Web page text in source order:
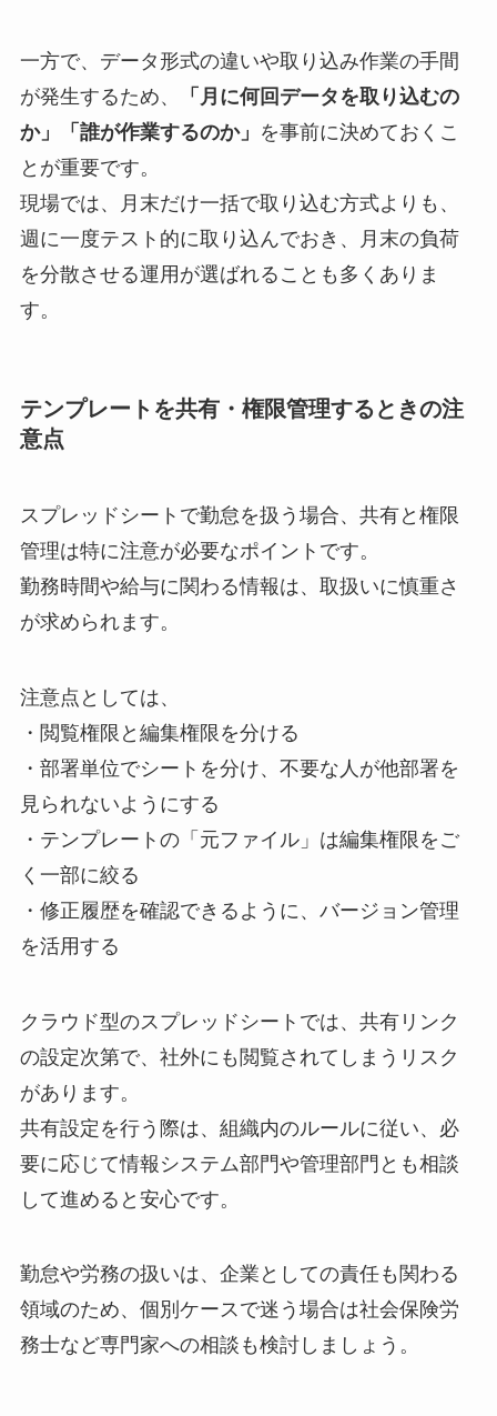
一方で、データ形式の違いや取り込み作業の手間
が発生するため、
「月に何回データを取り込むの
か」「誰が作業するのか」 を事前に決めておくこ
とが重要です。
現場では、月末だけ一括で取り込む方式よりも、
週に一度テスト的に取り込んでおき、月末の負荷
を分散させる運用が選ばれることも多くありま
す。
テンプレートを共有・権限管理するときの注
意点
スプレッドシートで勤怠を扱う場合、共有と権限
管理は特に注意が必要なポイントです。
勤務時間や給与に関わる情報は、取扱いに慎重さ
が求められます。
注意点としては、
・閲覧権限と編集権限を分ける
・部署単位でシートを分け、不要な人が他部署を
見られないようにする
・テンプレートの「元ファイル」は編集権限をご
く一部に絞る
・修正履歴を確認できるように、バージョン管理
を活用する
クラウド型のスプレッドシートでは、共有リンク
の設定次第で、社外にも閲覧されてしまうリスク
があります。
共有設定を行う際は、組織内のルールに従い、必
要に応じて情報システム部門や管理部門とも相談
して進めると安心です。
勤怠や労務の扱いは、企業としての責任も関わる
領域のため、個別ケースで迷う場合は社会保険労
務士など専門家への相談も検討しましょう。